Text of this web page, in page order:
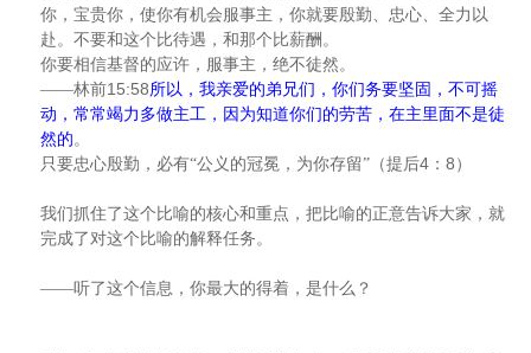
你，宝贵你，使你有机会服事主，你就要殷勤、忠心、全力以
赴。不要和这个比待遇，和那个比薪酬。
你要相信基督的应许，服事主，绝不徒然。
——林前15:58所以，我亲爱的弟兄们，你们务要坚固，不可摇
动，常常竭力多做主工，因为知道你们的劳苦，在主里面不是徒
然的。
只要忠心殷勤，必有“公义的冠冕，为你存留”（提后4 ： 8 ）
我们抓住了这个比喻的核心和重点，把比喻的正意告诉大家，就
完成了对这个比喻的解释任务。
——听了这个信息，你最大的得着，是什么？